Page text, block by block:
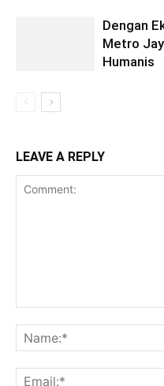
Dengan
Metro
Humanis
LEAVE A REPLY